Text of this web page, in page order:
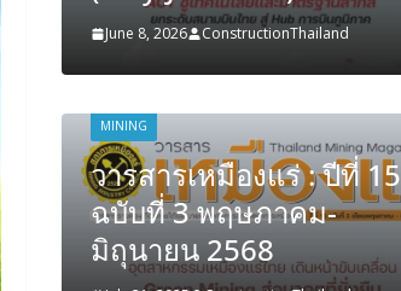
June 8, 2026 ConstructionThailand
MINING
วารสารเหมืองแร่ : ปีที่ 15
ฉบับที่ 3 พฤษภาคม-
มิถุนายน 2568